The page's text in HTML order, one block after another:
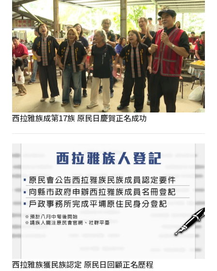
西拉雅族成第17族 原民日慶賀正名成功
西拉雅族獲民族認定 原民日回顧正名歷程